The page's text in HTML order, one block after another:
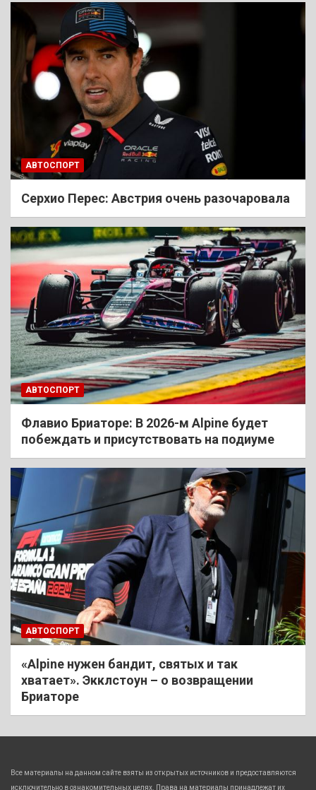
АВТОСПОРТ
Cерхио Перес: Австрия очень разочаровала
АВТОСПОРТ
Флавио Бриаторе: В 2026-м Alpine будет
побеждать и присутствовать на подиуме
АВТОСПОРТ
«Alpine нужен бандит, святых и так
хватает». Экклстоун – о возвращении
Бриаторе
Все материалы на данном сайте взяты из открытых источников и предоставляются
исключительно в ознакомительных целях. Права на материалы принадлежат их